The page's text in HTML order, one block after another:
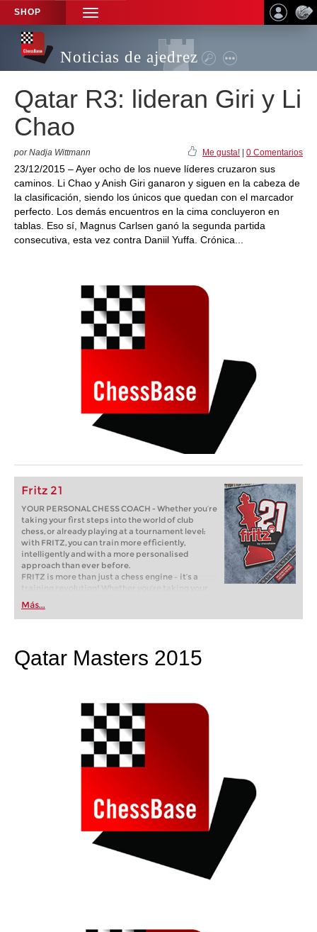
SHOP
TOGGLE
NAVIGATION
Noticias de ajedrez
Qatar R3: lideran Giri y Li
Chao
por Nadja Wittmann Me gusta! 0 Comentarios
23/12/2015 – Ayer ocho de los nueve líderes cruzaron sus
caminos. Li Chao y Anish Giri ganaron y siguen en la cabeza de
la clasificación, siendo los únicos que quedan con el marcador
perfecto. Los demás encuentros en la cima concluyeron en
tablas. Eso sí, Magnus Carlsen ganó la segunda partida
consecutiva, esta vez contra Daniil Yuffa. Crónica...
Fritz 21
YOUR PERSONAL CHESS COACH - Whether you’re
taking your first steps into the world of club
chess, or already playing at a tournament level:
with FRITZ, you can train more efficiently,
intelligently and with a more personalised
approach than ever before.
FRITZ is more than just a chess engine – it’s a
training revolution! Whether you’re taking your
first steps into the world of club chess, or already
playing at a tournament level: with FRITZ, you can
train more efficiently, intelligently and with a
Más...
Qatar Masters 2015